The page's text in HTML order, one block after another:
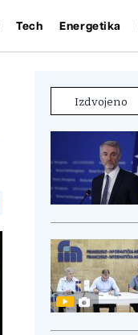
Tech Energetika
Izdvojeno